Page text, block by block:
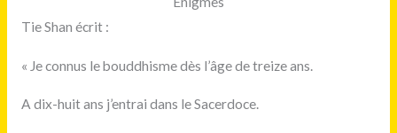
Tie Shan écrit :
« Je connus le bouddhisme dès l’âge de treize ans.
A dix-huit ans j’entrai dans le Sacerdoce.